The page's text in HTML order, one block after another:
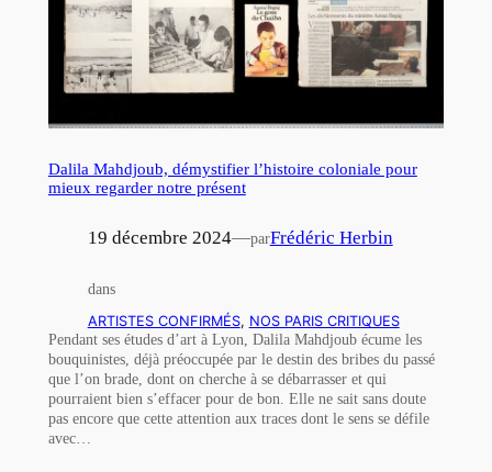
Dalila Mahdjoub, démystifier l’histoire coloniale pour
mieux regarder notre présent
19 décembre 2024—parFrédéric Herbin
dans
ARTISTES CONFIRMÉS, NOS PARIS CRITIQUES
Pendant ses études d’art à Lyon, Dalila Mahdjoub écume les
bouquinistes, déjà préoccupée par le destin des bribes du passé
que l’on brade, dont on cherche à se débarrasser et qui
pourraient bien s’effacer pour de bon. Elle ne sait sans doute
pas encore que cette attention aux traces dont le sens se défile
avec…